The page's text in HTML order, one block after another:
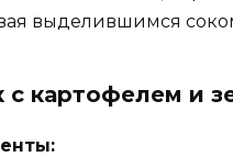
выделившимся
с картофелем и